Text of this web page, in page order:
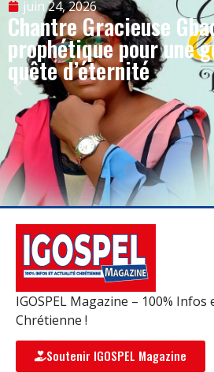
juin 24, 2026
Chantre Gracieuse
prophétique pour une
quête d’éternité
IGOSPEL Magazine – 100% Infos
Chrétienne !
Soutenir IGOSPEL Magazine